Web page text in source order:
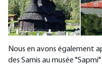
Nous en avons également
des Samis au musée